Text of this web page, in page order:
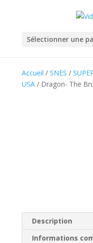
Sélectionner une
Accueil / SNES /
USA/ Dragon- The
Description
Informations